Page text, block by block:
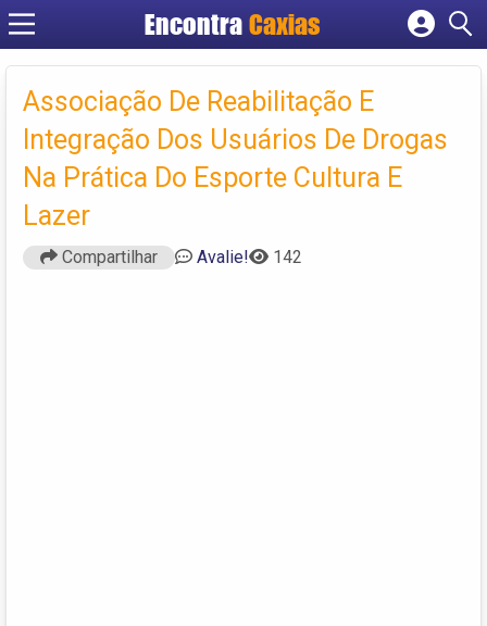
EncontraCaxias
Cadastrar empresa
Criar conta
Associação De Reabilitação E
Integração Dos Usuários De Drogas
Na Prática Do Esporte Cultura E
Lazer
Compartilhar Avalie! 142